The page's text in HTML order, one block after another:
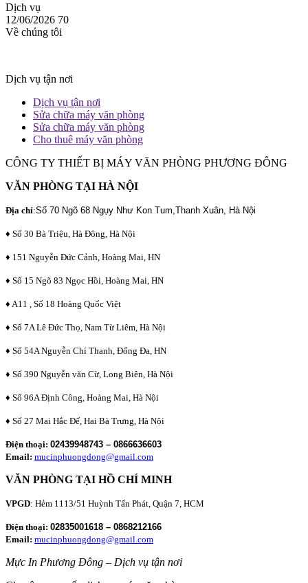
Dịch vụ
12/06/2026 70
Về chúng tôi
Dịch vụ tận nơi
Dịch vụ tận nơi
Sửa chữa máy văn phòng
Sửa chữa máy văn phòng
Cho thuê máy văn phòng
CÔNG TY THIẾT BỊ MÁY VĂN PHÒNG PHƯƠNG ĐÔNG
VĂN PHÒNG TẠI HÀ NỘI
Địa chỉ:Số 70 Ngõ 68 Ngụy Như Kon Tum,Thanh Xuân, Hà Nội
♦ Số 30 Bà Triệu, Hà Đông, Hà Nội
♦ 151 Nguyễn Đức Cảnh, Hoàng Mai, HN
♦ Số 15 Ngõ 83 Ngọc Hồi, Hoàng Mai, HN
♦ A11 , Số 18 Hoàng Quốc Việt
♦ Số 7A Lê Đức Thọ, Nam Từ Liêm, Hà Nội
♦ Số 54A Nguyễn Chí Thanh, Đống Đa, HN
♦ Số 390 Nguyễn văn Cừ, Long Biên, Hà Nội
♦ Số 96A Định Công, Hoàng Mai, Hà Nội
♦ Số 27 Mai Hắc Đế, Hai Bà Trưng, Hà Nội
Điện thoại: 02439948743 – 0866636603
Email: mucinphuongdong@gmail.com
VĂN PHÒNG TẠI HỒ CHÍ MINH
VPGD: Hẻm 1113/51 Huỳnh Tấn Phát, Quận 7, HCM
Điện thoại: 02835001618 – 0868212166
Email: mucinphuongdong@gmail.com
Mực In Phương Đông – Dịch vụ tận nơi